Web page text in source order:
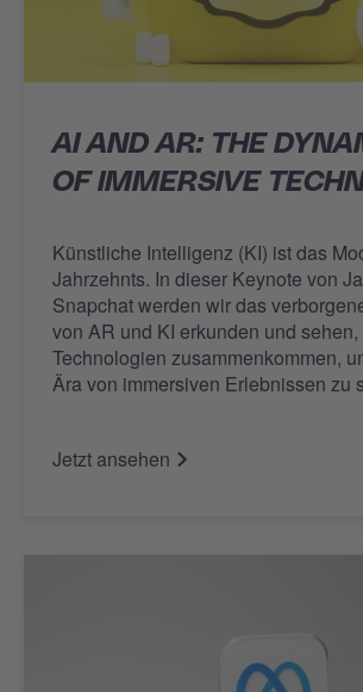
AI AND AR: THE
OF IMMERSIVE
Künstliche Intelligenz (KI) ist das
Jahrzehnts. In dieser Keynote von
Snapchat werden wir das
von AR und KI erkunden und
Technologien zusammenkommen,
Ära von immersiven Erlebnissen zu
Jetzt ansehen